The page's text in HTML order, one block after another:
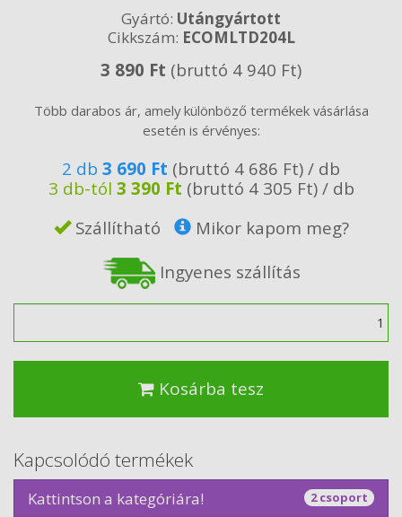
Gyártó: Utángyártott
Cikkszám: ECOMLTD204L
3 890 Ft (bruttó 4 940 Ft)
Több darabos ár, amely különböző termékek vásárlása
esetén is érvényes:
2 db 3 690 Ft (bruttó 4 686 Ft) / db
3 db-tól 3 390 Ft (bruttó 4 305 Ft) / db
Szállítható
Mikor kapom meg?
Ingyenes szállítás
Kosárba tesz
Kapcsolódó termékek
Kattintson a kategóriára! 2 csoport